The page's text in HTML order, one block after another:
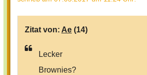
Zitat von: Ae (14)
Lecker
Brownies?